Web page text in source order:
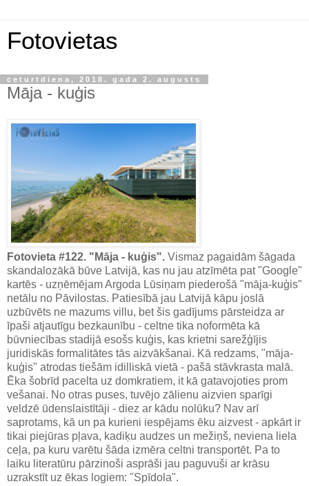
Fotovietas
ceturtdiena, 2018. gada 2. augusts
Māja - kuģis
Fotovieta #122. "Māja - kuģis". Vismaz pagaidām šāgada
skandalozākā būve Latvijā, kas nu jau atzīmēta pat "Google"
kartēs - uzņēmējam Argoda Lūsiņam piederošā "māja-kuģis"
netālu no Pāvilostas. Patiesībā jau Latvijā kāpu joslā
uzbūvēts ne mazums villu, bet šis gadījums pārsteidza ar
īpaši atjautīgu bezkaunību - celtne tika noformēta kā
būvniecības stadijā esošs kuģis, kas krietni sarežģījis
juridiskās formalitātes tās aizvākšanai. Kā redzams, "māja-
kuģis" atrodas tiešām idilliskā vietā - pašā stāvkrasta malā.
Ēka šobrīd pacelta uz domkratiem, it kā gatavojoties prom
vešanai. No otras puses, tuvējo zālienu aizvien sparīgi
veldzē ūdenslaistītāji - diez ar kādu nolūku? Nav arī
saprotams, kā un pa kurieni iespējams ēku aizvest - apkārt ir
tikai piejūras pļava, kadiķu audzes un mežiņš, neviena liela
ceļa, pa kuru varētu šāda izmēra celtni transportēt. Pa to
laiku literatūru pārzinoši asprāši jau paguvuši ar krāsu
uzrakstīt uz ēkas logiem: "Spīdola".